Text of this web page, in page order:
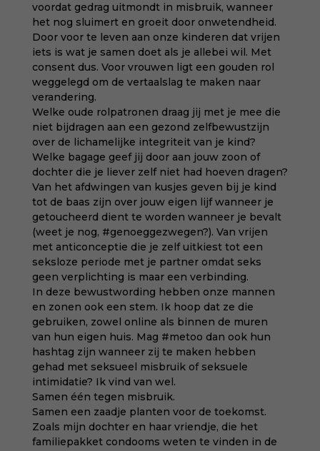
voordat gedrag uitmondt in misbruik, wanneer
het nog sluimert en groeit door onwetendheid.
Door voor te leven aan onze kinderen dat vrijen
iets is wat je samen doet als je allebei wil. Met
consent dus. Voor vrouwen ligt een gouden rol
weggelegd om de vertaalslag te maken naar
verandering.
Welke oude rolpatronen draag jij met je mee die
niet bijdragen aan een gezond zelfbewustzijn
over de lichamelijke integriteit van je kind?
Welke bagage geef jij door aan jouw zoon of
dochter die je liever zelf niet had hoeven dragen?
Van het afdwingen van kusjes geven bij je kind
tot de baas zijn over jouw eigen lijf wanneer je
getoucheerd dient te worden wanneer je bevalt
(weet je nog, #genoeggezwegen?). Van vrijen
met anticonceptie die je zelf uitkiest tot een
seksloze periode met je partner omdat seks
geen verplichting is maar een verbinding.
In deze bewustwording hebben onze mannen
en zonen ook een stem. Ik hoop dat ze die
gebruiken, zowel online als binnen de muren
van hun eigen huis. Mag #metoo dan ook hun
hashtag zijn wanneer zij te maken hebben
gehad met seksueel misbruik of seksuele
intimidatie? Ik vind van wel.
Samen één tegen misbruik.
Samen een zaadje planten voor de toekomst.
Zoals mijn dochter en haar vriendje, die het
familiepakket condooms weten te vinden in de